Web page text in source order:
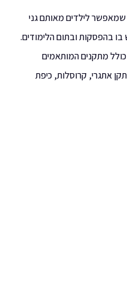
לילדים מאותם גני
בהפסקות ובתום הלימודים.
מתקנים המותאמים
אתגרי, קרוסלות, כיפת